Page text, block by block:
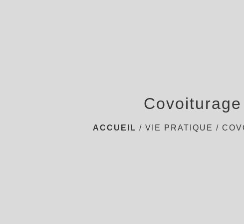
Covoiturage
ACCUEIL / VIE PRATIQUE /